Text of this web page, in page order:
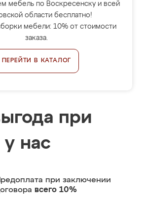
мебель по Воскресенску и всей
области бесплатно!
мебели: 10% от стоимости
заказа.
ПЕРЕЙТИ В КАТАЛОГ
при
у нас
при заключении
всего 10%